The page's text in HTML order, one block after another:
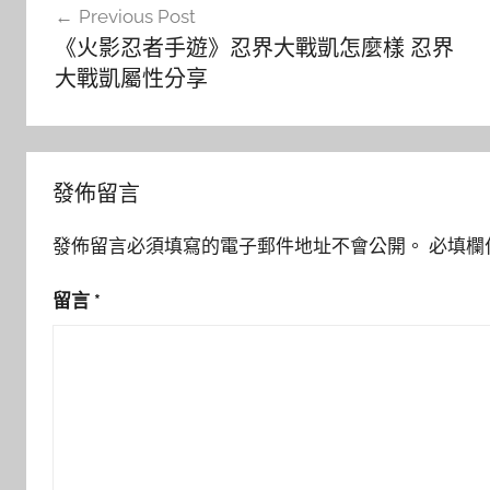
Previous Post
《火影忍者手遊》忍界大戰凱怎麼樣 忍界
大戰凱屬性分享
發佈留言
發佈留言必須填寫的電子郵件地址不會公開。 必填欄
留言 *